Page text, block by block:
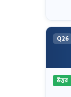
Q26
উত্তর